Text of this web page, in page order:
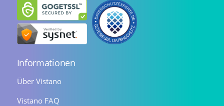
Informationen
Über Vistano
Vistano FAQ